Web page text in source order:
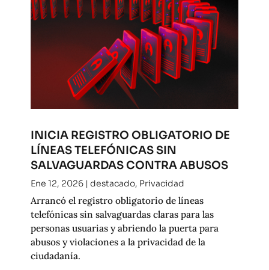
INICIA REGISTRO OBLIGATORIO DE
LÍNEAS TELEFÓNICAS SIN
SALVAGUARDAS CONTRA ABUSOS
Ene 12, 2026| destacado, Privacidad
Arrancó el registro obligatorio de líneas
telefónicas sin salvaguardas claras para las
personas usuarias y abriendo la puerta para
abusos y violaciones a la privacidad de la
ciudadanía.